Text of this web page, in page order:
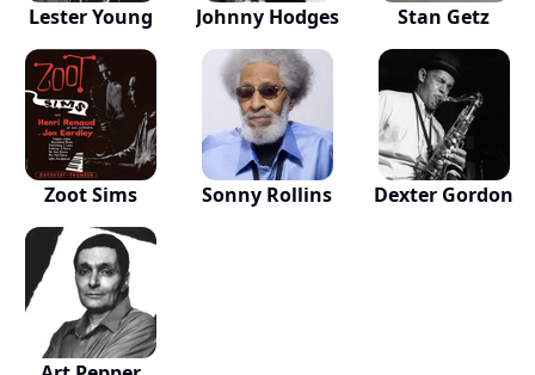
Lester Young Johnny Hodges Stan Getz
Zoot Sims Sonny Rollins Dexter Gordon